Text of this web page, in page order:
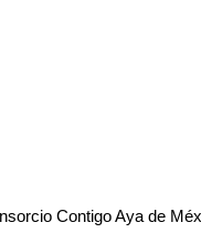
Contigo Aya de